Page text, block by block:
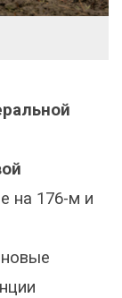
на 176-м и